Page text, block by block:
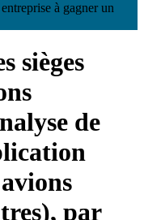
à gagner un
sièges
de
par